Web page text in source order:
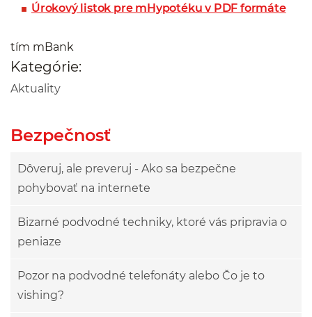
Úrokový listok pre mHypotéku v PDF formáte
tím mBank
Kategórie:
Aktuality
Bezpečnosť
Dôveruj, ale preveruj - Ako sa bezpečne
pohybovať na internete
Bizarné podvodné techniky, ktoré vás pripravia o
peniaze
Pozor na podvodné telefonáty alebo Čo je to
vishing?